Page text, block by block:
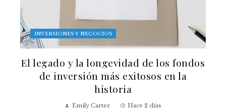
INVERSIONES Y NEGOCIOS
El legado y la longevidad de los fondos
de inversión más exitosos en la
historia
Emily Carter Hace 2 días